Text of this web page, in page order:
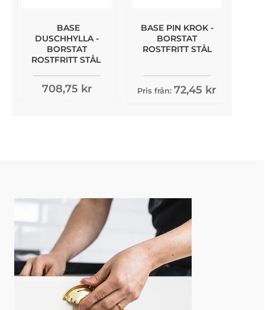
BASE
DUSCHHYLLA -
BORSTAT
ROSTFRITT STÅL
708,75 kr
BASE PIN KROK -
BORSTAT
ROSTFRITT STÅL
Pris från: 72,45 kr